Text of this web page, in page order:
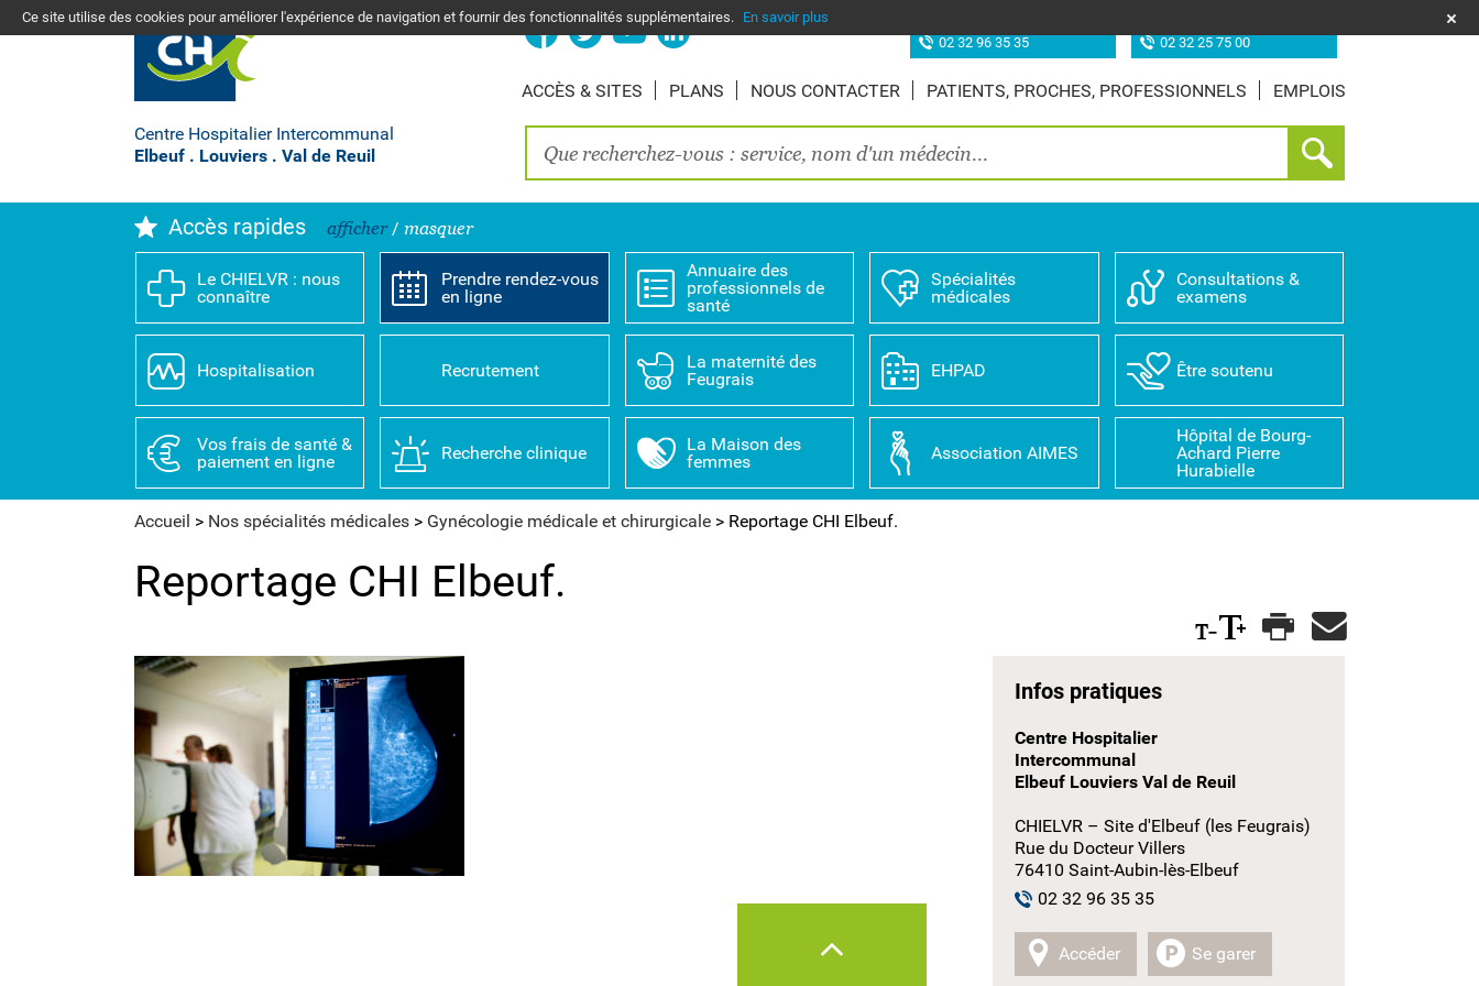
Ce site utilise des cookies pour améliorer l'expérience de navigation et fournir des fonctionnalités supplémentaires. En savoir plus
Centre Hospitalier Intercommunal
Elbeuf . Louviers . Val de Reuil
02 32 96 35 35
02 32 25 75 00
ACCÈS & SITES PLANS NOUS CONTACTER PATIENTS, PROCHES, PROFESSIONNELS EMPLOIS
Accès rapides afficher/ masquer
Le CHIELVR : nous
connaître
Prendre rendez-vous
en ligne
Annuaire des
professionnels de
santé
Spécialités
médicales
Consultations &
examens
Hospitalisation Recrutement
La maternité des
Feugrais
EHPAD Être soutenu
Vos frais de santé &
paiement en ligne
Recherche clinique
La Maison des
femmes
Association AIMES
Hôpital de Bourg-
Achard Pierre
Hurabielle
Accueil > Nos spécialités médicales > Gynécologie médicale et chirurgicale > Reportage CHI Elbeuf.
Reportage CHI Elbeuf.
Infos pratiques
Centre Hospitalier
Intercommunal
Elbeuf Louviers Val de Reuil
CHIELVR – Site d'Elbeuf (les Feugrais)
Rue du Docteur Villers
76410 Saint-Aubin-lès-Elbeuf
02 32 96 35 35
Accéder Se garer